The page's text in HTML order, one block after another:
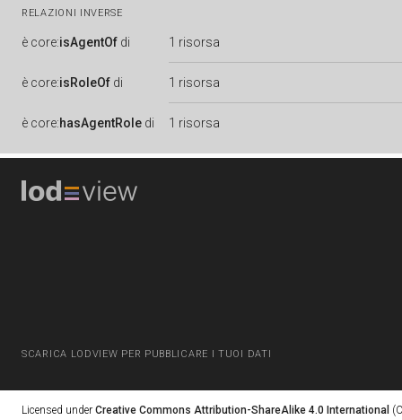
RELAZIONI INVERSE
è core:isAgentOf di 1 risorsa
è core:isRoleOf di 1 risorsa
è core:hasAgentRole di 1 risorsa
SCARICA LODVIEW PER PUBBLICARE I TUOI DATI
Licensed under Creative Commons Attribution-ShareAlike 4.0 International